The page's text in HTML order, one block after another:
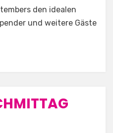
den idealen
und weitere Gäste